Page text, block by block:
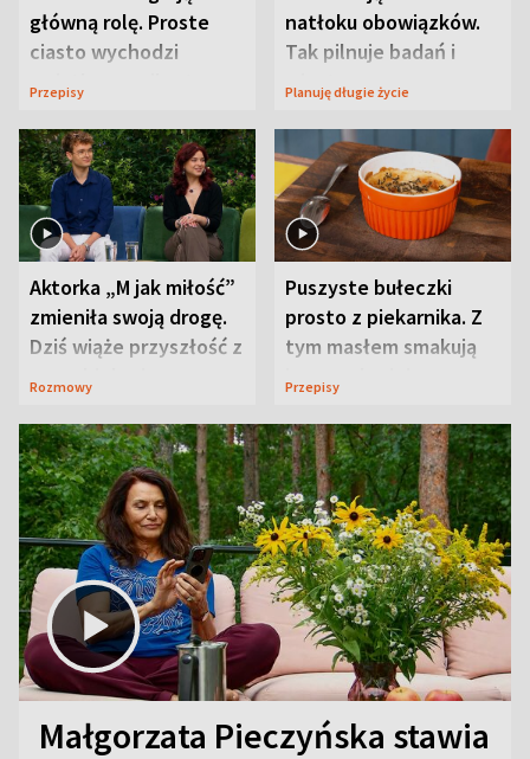
główną rolę. Proste
ciasto wychodzi
wyjątkowo wilgotne
Przepisy
natłoku obowiązków.
Tak pilnuje badań i
wizyt
Planuję długie życie
Aktorka „M jak miłość”
zmieniła swoją drogę.
Dziś wiąże przyszłość z
neurobiologią
Rozmowy
Puszyste bułeczki
prosto z piekarnika. Z
tym masłem smakują
jeszcze lepiej
Przepisy
Małgorzata Pieczyńska stawia